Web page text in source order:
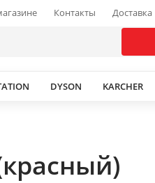
Контакты Доставка
DYSON KARCHER